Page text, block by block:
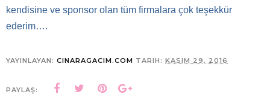
kendisine ve sponsor olan tüm firmalara çok teşekkür
ederim….
YAYINLAYAN: CINARAGACIM.COM TARIH: KASIM 29, 2016
PAYLAŞ: